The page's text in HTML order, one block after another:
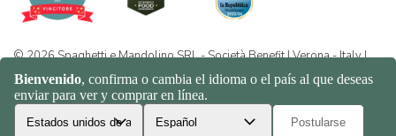
© 2026 Spaghetti e Mandolino SRL - Società Benefit | Verona - Italy |
+39 351 865 9444 | P.I. IT04913730232 | Certificazione BIO: IT-BIO-
016.380-0110744.2026.001 | REA VR-455804 | Política de privacidad
y cookies|Sitemap